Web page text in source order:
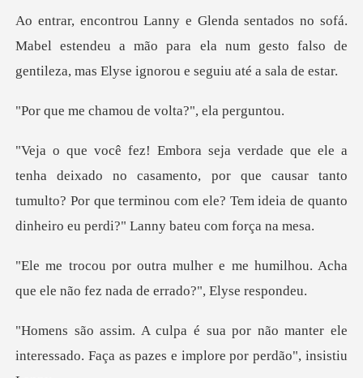
Mabel estendeu a mão para ela num gesto falso de
genti
mou de volta?",
casamento, por que causar tanto
tumulto? Por que terminou com ele? Te
me humilhou. Acha
que ele não fez
o manter ele
interessado. Faça as pazes